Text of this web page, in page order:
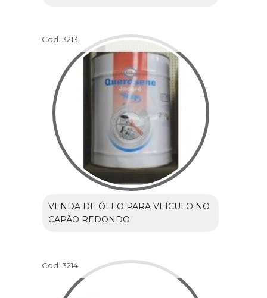
Cod.:3213
VENDA DE ÓLEO PARA VEÍCULO NO
CAPÃO REDONDO
Cod.:3214